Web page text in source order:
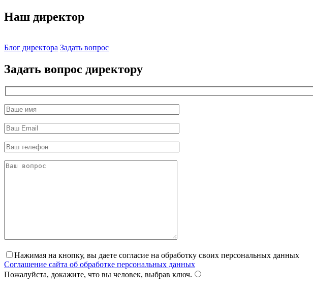
Наш директор
Блог директора Задать вопрос
Задать вопрос директору
Нажимая на кнопку, вы даете согласие на обработку своих персональных данных
Соглашение сайта об обработке персональных данных
Пожалуйста, докажите, что вы человек, выбрав ключ.